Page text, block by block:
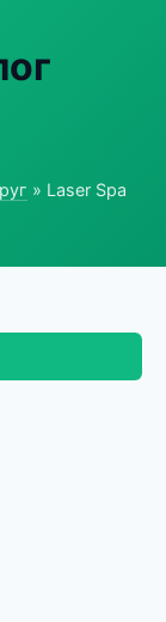
» Laser Spa